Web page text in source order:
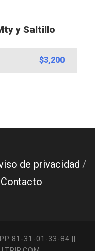
y Saltillo
$3,200
de privacidad /
Contacto
81-31-01-33-84 ||